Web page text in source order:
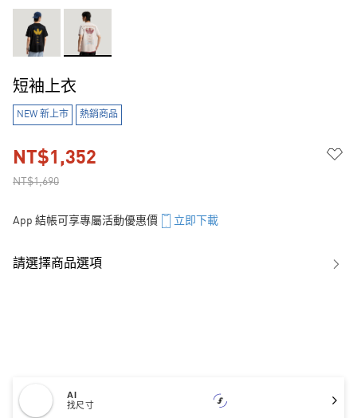
短袖上衣
NEW 新上市 熱銷商品
NT$1,690
NT$1,352
App 結帳可享專屬活動優惠價 立即下載
請選擇商品選項
AI
找尺寸